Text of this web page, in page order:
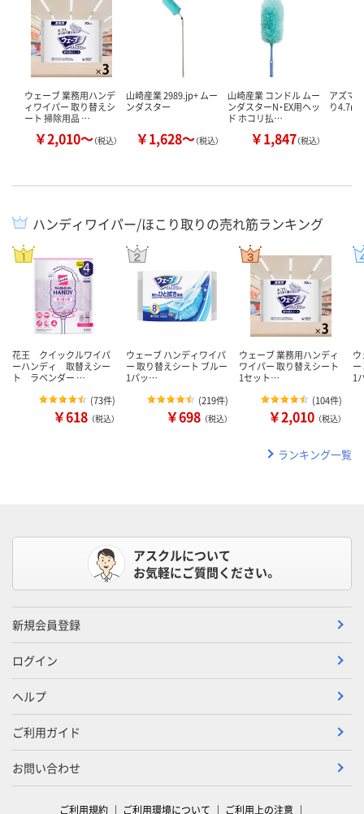
ウェーブ 業務用ハンデ
ィワイパー 取り替えシ
ート 掃除用品 …
￥2,010～（税込）
山崎産業 2989.jp+ ムー
ンダスター
￥1,628～（税込）
山崎産業 コンドル ムー
ンダスターN・EX用ヘッ
ド ホコリ払…
￥1,847（税込）
アズマ
り4.7m
ハンディワイパー/ほこり取りの売れ筋ランキング
花王 クイックルワイパ
ーハンディ 取替えシー
ト ラベンダー …
(73件)
￥618 （税込）
ウェーブ ハンディワイパ
ー 取り替えシート ブルー
1パッ…
(219件)
￥698 （税込）
ウェーブ 業務用ハンディ
ワイパー 取り替えシート
1セット…
(104件)
￥2,010 （税込）
1
ランキング一覧
アスクルについて
お気軽にご質問ください。
新規会員登録
ログイン
ヘルプ
ご利用ガイド
お問い合わせ
ご利用規約 ご利用環境について ご利用上の注意